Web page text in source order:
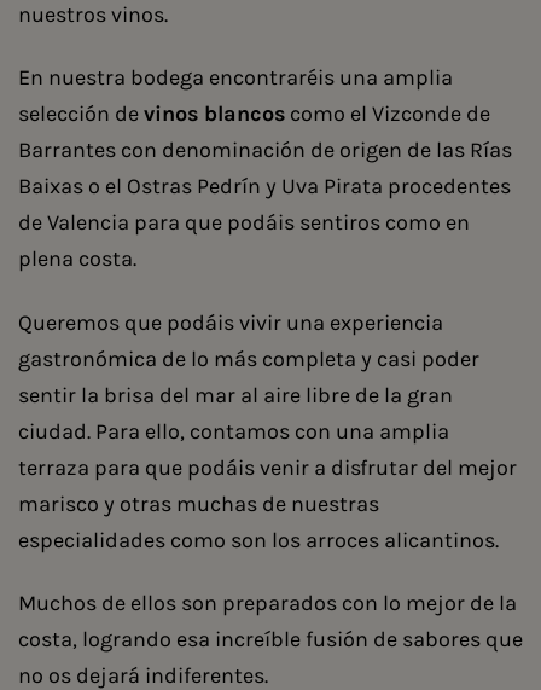
nuestros vinos.
En nuestra bodega encontraréis una amplia
selección devinos blancos como el Vizconde de
Barrantes con denominación de origen de las Rías
Baixas o el Ostras Pedrín y Uva Pirata procedentes
de Valencia para que podáis sentiros como en
plena costa.
Queremos que podáis vivir una experiencia
gastronómica de lo más completa y casi poder
sentir la brisa del mar al aire libre de la gran
ciudad. Para ello, contamos con una amplia
terraza para que podáis venir a disfrutar del mejor
marisco y otras muchas de nuestras
especialidades como son los arroces alicantinos.
Muchos de ellos son preparados con lo mejor de la
costa, logrando esa increíble fusión de sabores que
no os dejará indiferentes.